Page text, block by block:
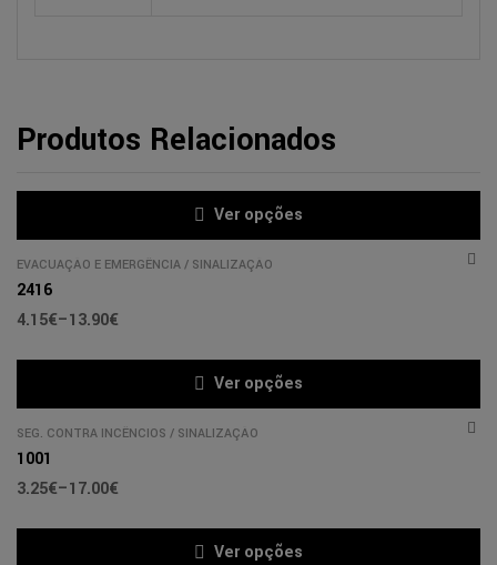
Produtos Relacionados
Ver opções
EVACUAÇÃO E EMERGÊNCIA / SINALIZAÇÃO
2416
4.15€–13.90€
Ver opções
SEG. CONTRA INCÊNCIOS / SINALIZAÇÃO
1001
3.25€–17.00€
Ver opções